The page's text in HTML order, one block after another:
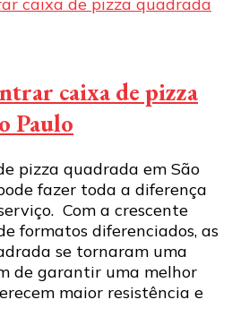
caixa de pizza
Paulo
pizza quadrada em São
fazer toda a diferença
Com a crescente
formatos diferenciados, as
se tornaram uma
de garantir uma melhor
maior resistência e